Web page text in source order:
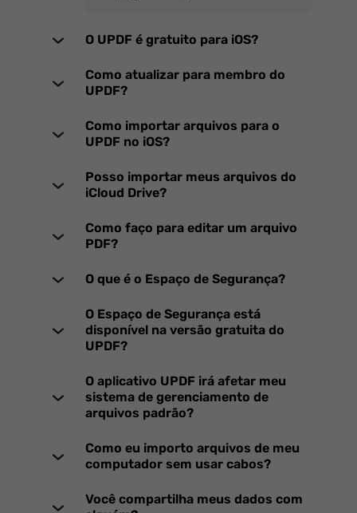
O UPDF é gratuito para iOS?
Como atualizar para membro do
UPDF?
Como importar arquivos para o
UPDF no iOS?
Posso importar meus arquivos do
iCloud Drive?
Como faço para editar um arquivo
PDF?
O que é o Espaço de Segurança?
O Espaço de Segurança está
disponível na versão gratuita do
UPDF?
O aplicativo UPDF irá afetar meu
sistema de gerenciamento de
arquivos padrão?
Como eu importo arquivos de meu
computador sem usar cabos?
Você compartilha meus dados com